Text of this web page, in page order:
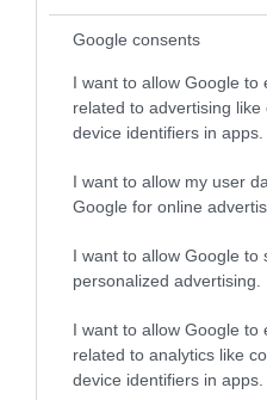
Google consents
I want to allow Google to
related to advertising
device identifiers in apps.
I want to allow my user
Google for online
I want to allow Google to
personalized advertising.
I want to allow Google to
related to analytics like
device identifiers in apps.
2026.
LÁTHA...